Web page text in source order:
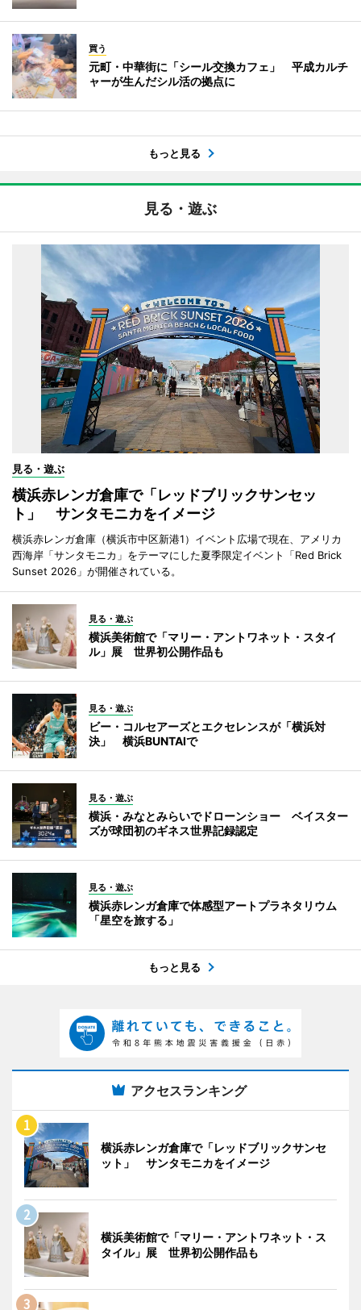
買う
元町・中華街に「シール交換カフェ」 平成カルチ
ャーが生んだシル活の拠点に
もっと見る
見る・遊ぶ
見る・遊ぶ
横浜赤レンガ倉庫で「レッドブリックサンセッ
ト」 サンタモニカをイメージ
横浜赤レンガ倉庫（横浜市中区新港1）イベント広場で現在、アメリカ
西海岸「サンタモニカ」をテーマにした夏季限定イベント「Red Brick
Sunset 2026」が開催されている。
見る・遊ぶ
横浜美術館で「マリー・アントワネット・スタイ
ル」展 世界初公開作品も
見る・遊ぶ
ビー・コルセアーズとエクセレンスが「横浜対
決」 横浜BUNTAIで
見る・遊ぶ
横浜・みなとみらいでドローンショー ベイスター
ズが球団初のギネス世界記録認定
見る・遊ぶ
横浜赤レンガ倉庫で体感型アートプラネタリウム
「星空を旅する」
もっと見る
アクセスランキング
横浜赤レンガ倉庫で「レッドブリックサンセ
ット」 サンタモニカをイメージ
横浜美術館で「マリー・アントワネット・ス
タイル」展 世界初公開作品も